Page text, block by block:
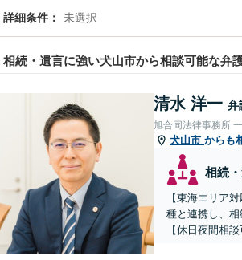
詳細条件 未選択
相続・遺言に強い犬山市から相談可能な弁
清水 洋一 弁
旭合同法律事務所
犬山市 からも
相続
【東海エリア
種と連携し、
【休日夜間相談